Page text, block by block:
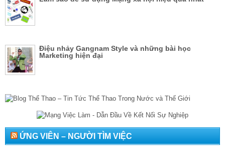
Điệu nhảy Gangnam Style và những bài học
Marketing hiện đại
ỨNG VIÊN – NGƯỜI TÌM VIỆC